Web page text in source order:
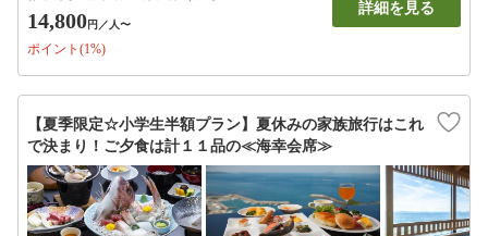
14,800円 ／人〜
ポイント(1%)
詳細を見る
【夏季限定☆小学生半額プラン】夏休みの家族旅行はこれ
で決まり！ご夕食は計１１品の≪海幸会席≫